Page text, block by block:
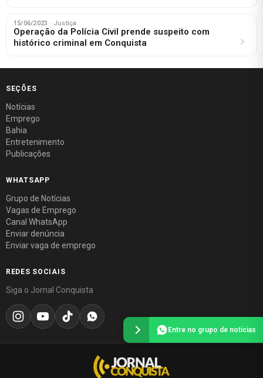
15/06/2023 · Justiça
Operação da Polícia Civil prende suspeito com
histórico criminal em Conquista
SEÇÕES
Notícias
Emprego
Bahia
Entretenimento
Publicações
WHATSAPP
Grupo de Notícias
Vagas de Emprego
Canal WhatsApp
Enviar denúncia
Enviar vaga de emprego
REDES SOCIAIS
Siga o Jornal Conquista
Entre no grupo de notícias